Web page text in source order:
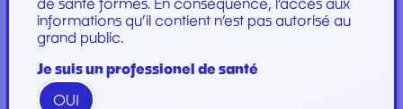
RESTORATION AND
GAMME
GYNECOLOGY
PROTECTION ET HYGIÈNE
DRESSING SET
DRESSINGS
informations qu’il contient n’est pas autorisé au
grand public.
Je suis un professionel de santé
OUI